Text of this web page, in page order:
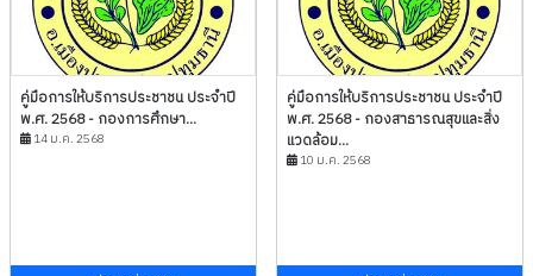
คู่มือการให้บริการประชาชน ประจำปี
พ.ศ. 2568 - กองการศึกษา...
14 ม.ค. 2568
คู่มือการให้บริการประชาชน ประจำปี
พ.ศ. 2568 - กองสาธารณสุขและสิ่ง
แวดล้อม...
10 ม.ค. 2568